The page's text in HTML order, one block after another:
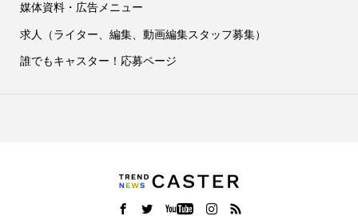
媒体資料・広告メニュー
求人（ライター、編集、動画編集スタッフ募集）
誰でもキャスター！応募ページ